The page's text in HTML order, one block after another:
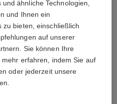
ähnliche Technologien,
und Ihnen ein
zu bieten, einschließlich
auf unserer
Sie können Ihre
erfahren, indem Sie auf
oder jederzeit unsere